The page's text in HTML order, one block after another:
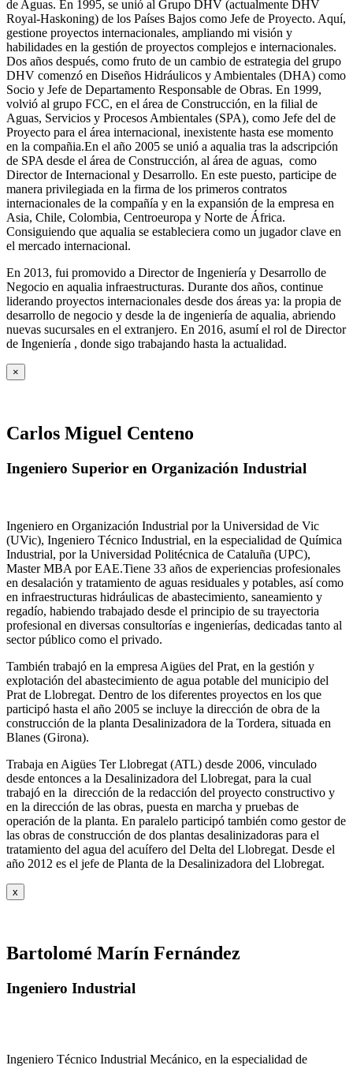
de Aguas. En 1995, se unió al Grupo DHV (actualmente DHV
Royal-Haskoning) de los Países Bajos como Jefe de Proyecto. Aquí,
gestione proyectos internacionales, ampliando mi visión y
habilidades en la gestión de proyectos complejos e internacionales.
Dos años después, como fruto de un cambio de estrategia del grupo
DHV comenzó en Diseños Hidráulicos y Ambientales (DHA) como
Socio y Jefe de Departamento Responsable de Obras. En 1999,
volvió al grupo FCC, en el área de Construcción, en la filial de
Aguas, Servicios y Procesos Ambientales (SPA), como Jefe del de
Proyecto para el área internacional, inexistente hasta ese momento
en la compañia.En el año 2005 se unió a aqualia tras la adscripción
de SPA desde el área de Construcción, al área de aguas, como
Director de Internacional y Desarrollo. En este puesto, participe de
manera privilegiada en la firma de los primeros contratos
internacionales de la compañía y en la expansión de la empresa en
Asia, Chile, Colombia, Centroeuropa y Norte de África.
Consiguiendo que aqualia se estableciera como un jugador clave en
el mercado internacional.
En 2013, fui promovido a Director de Ingeniería y Desarrollo de
Negocio en aqualia infraestructuras. Durante dos años, continue
liderando proyectos internacionales desde dos áreas ya: la propia de
desarrollo de negocio y desde la de ingeniería de aqualia, abriendo
nuevas sucursales en el extranjero. En 2016, asumí el rol de Director
de Ingeniería , donde sigo trabajando hasta la actualidad.
×
Carlos Miguel Centeno
Ingeniero Superior en Organización Industrial
Ingeniero en Organización Industrial por la Universidad de Vic
(UVic), Ingeniero Técnico Industrial, en la especialidad de Química
Industrial, por la Universidad Politécnica de Cataluña (UPC),
Master MBA por EAE.Tiene 33 años de experiencias profesionales
en desalación y tratamiento de aguas residuales y potables, así como
en infraestructuras hidráulicas de abastecimiento, saneamiento y
regadío, habiendo trabajado desde el principio de su trayectoria
profesional en diversas consultorías e ingenierías, dedicadas tanto al
sector público como el privado.
También trabajó en la empresa Aigües del Prat, en la gestión y
explotación del abastecimiento de agua potable del municipio del
Prat de Llobregat. Dentro de los diferentes proyectos en los que
participó hasta el año 2005 se incluye la dirección de obra de la
construcción de la planta Desalinizadora de la Tordera, situada en
Blanes (Girona).
Trabaja en Aigües Ter Llobregat (ATL) desde 2006, vinculado
desde entonces a la Desalinizadora del Llobregat, para la cual
trabajó en la dirección de la redacción del proyecto constructivo y
en la dirección de las obras, puesta en marcha y pruebas de
operación de la planta. En paralelo participó también como gestor de
las obras de construcción de dos plantas desalinizadoras para el
tratamiento del agua del acuífero del Delta del Llobregat. Desde el
año 2012 es el jefe de Planta de la Desalinizadora del Llobregat.
x
Bartolomé Marín Fernández
Ingeniero Industrial
Ingeniero Técnico Industrial Mecánico, en la especialidad de